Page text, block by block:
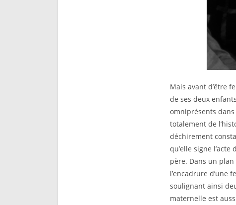
Mais avant d’être
de ses deux
omniprésents
totalement de
déchirement
qu’elle signe l’acte
père. Dans un plan
l’encadrure d’une
soulignant ainsi
maternelle est